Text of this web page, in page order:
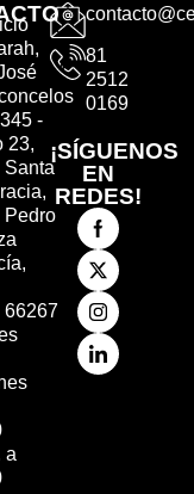
-
23,
Santa
Pedro
66267
a
81
2512
0169
¡SÍGUENOS
EN
REDES!